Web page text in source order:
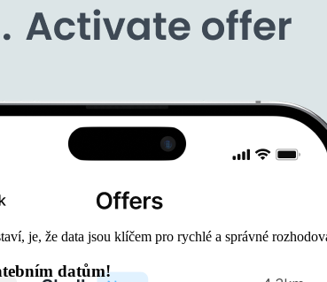
je, že data jsou klíčem pro rychlé a správné
datům!